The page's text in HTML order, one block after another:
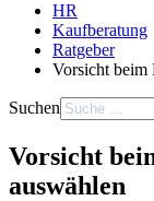
HR
Kaufberatung
Ratgeber
Vorsicht beim
Suchen
Vorsicht
auswählen